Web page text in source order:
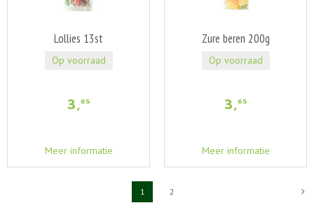
Lollies 13st
3,65
Meer informatie
Op voorraad
Zure beren 200g
3,65
Meer informatie
Op voorraad
1 2